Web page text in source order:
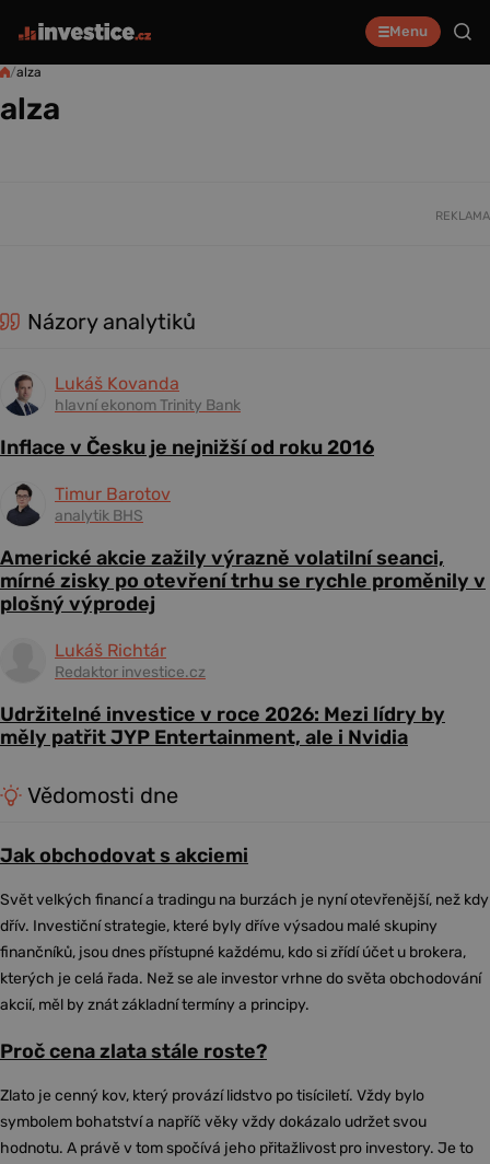
Menu
/alza
alza
REKLAMA
Názory analytiků
Lukáš Kovanda
hlavní ekonom Trinity Bank
Inflace v Česku je nejnižší od roku 2016
Timur Barotov
analytik BHS
Americké akcie zažily výrazně volatilní seanci,
mírné zisky po otevření trhu se rychle proměnily v
plošný výprodej
Lukáš Richtár
Redaktor investice.cz
Udržitelné investice v roce 2026: Mezi lídry by
měly patřit JYP Entertainment, ale i Nvidia
Vědomosti dne
Jak obchodovat s akciemi
Svět velkých financí a tradingu na burzách je nyní otevřenější, než kdy
dřív. Investiční strategie, které byly dříve výsadou malé skupiny
finančníků, jsou dnes přístupné každému, kdo si zřídí účet u brokera,
kterých je celá řada. Než se ale investor vrhne do světa obchodování
akcií, měl by znát základní termíny a principy.
Proč cena zlata stále roste?
Zlato je cenný kov, který provází lidstvo po tisíciletí. Vždy bylo
symbolem bohatství a napříč věky vždy dokázalo udržet svou
hodnotu. A právě v tom spočívá jeho přitažlivost pro investory. Je to